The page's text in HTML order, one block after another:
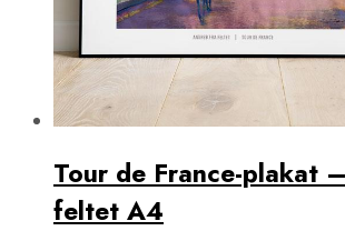
Tour de France-plakat
feltet A4